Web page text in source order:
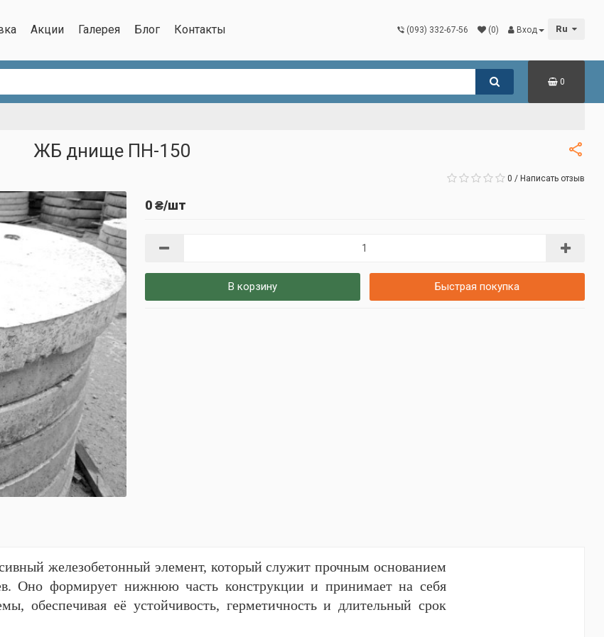
Акции Галерея Блог Контакты (093) 332-67-56 (0) Вход Ru
0
ЖБ днище ПН-150
0 / Написать отзыв
0 ₴/шт
В корзину Быстрая покупка
железобетонный элемент, который служит прочным основанием
Оно формирует нижнюю часть конструкции и принимает на себя
обеспечивая её устойчивость, герметичность и длительный срок